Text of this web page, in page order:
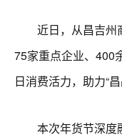
近日，从昌吉州商
75家重点企业、400
日消费活力，助力“
本次年货节深度融